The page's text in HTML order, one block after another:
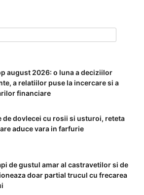
august 2026: o luna a deciziilor
a relatiilor puse la incercare si a
financiare
de dovlecei cu rosii si usturoi, reteta
aduce vara in farfurie
de gustul amar al castravetilor si de
doar partial trucul cu frecarea